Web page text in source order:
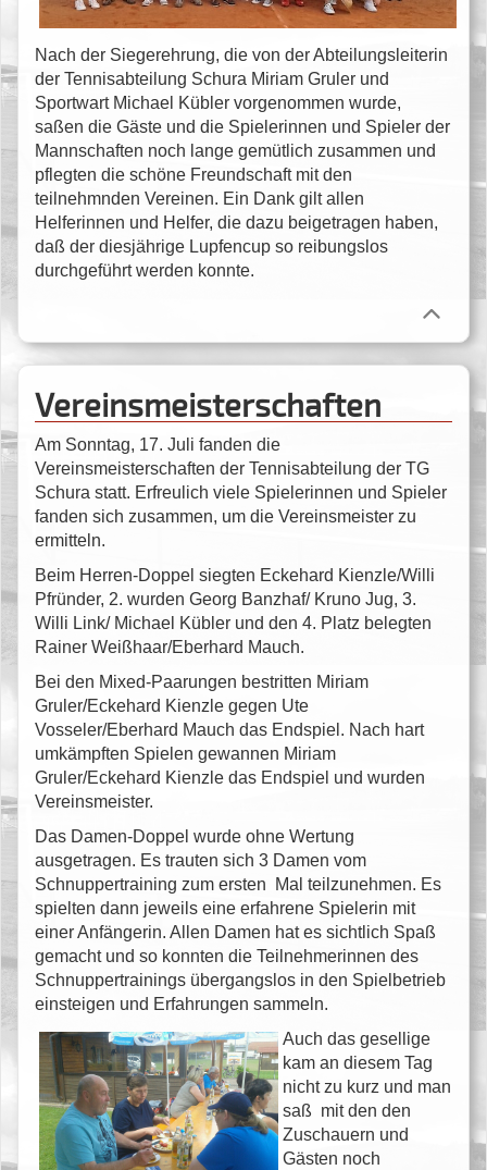
Nach der Siegerehrung, die von der Abteilungsleiterin
der Tennisabteilung Schura Miriam Gruler und
Sportwart Michael Kübler vorgenommen wurde,
saßen die Gäste und die Spielerinnen und Spieler der
Mannschaften noch lange gemütlich zusammen und
pflegten die schöne Freundschaft mit den
teilnehmnden Vereinen. Ein Dank gilt allen
Helferinnen und Helfer, die dazu beigetragen haben,
daß der diesjährige Lupfencup so reibungslos
durchgeführt werden konnte.
Vereinsmeisterschaften
Am Sonntag, 17. Juli fanden die
Vereinsmeisterschaften der Tennisabteilung der TG
Schura statt. Erfreulich viele Spielerinnen und Spieler
fanden sich zusammen, um die Vereinsmeister zu
ermitteln.
Beim Herren-Doppel siegten Eckehard Kienzle/Willi
Pfründer, 2. wurden Georg Banzhaf/ Kruno Jug, 3.
Willi Link/ Michael Kübler und den 4. Platz belegten
Rainer Weißhaar/Eberhard Mauch.
Bei den Mixed-Paarungen bestritten Miriam
Gruler/Eckehard Kienzle gegen Ute
Vosseler/Eberhard Mauch das Endspiel. Nach hart
umkämpften Spielen gewannen Miriam
Gruler/Eckehard Kienzle das Endspiel und wurden
Vereinsmeister.
Das Damen-Doppel wurde ohne Wertung
ausgetragen. Es trauten sich 3 Damen vom
Schnuppertraining zum ersten Mal teilzunehmen. Es
spielten dann jeweils eine erfahrene Spielerin mit
einer Anfängerin. Allen Damen hat es sichtlich Spaß
gemacht und so konnten die Teilnehmerinnen des
Schnuppertrainings übergangslos in den Spielbetrieb
einsteigen und Erfahrungen sammeln.
Auch das gesellige
kam an diesem Tag
nicht zu kurz und man
saß mit den den
Zuschauern und
Gästen noch